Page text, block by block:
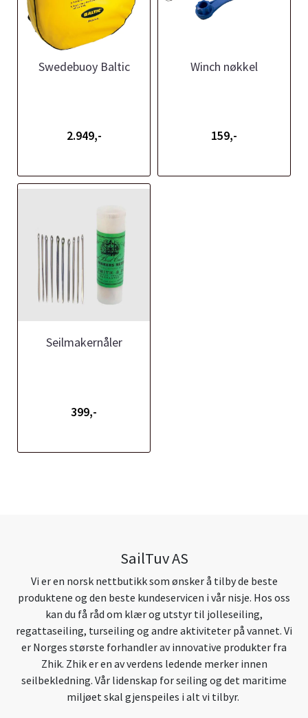
Swedebuoy Baltic
2.949,-
Winch nøkkel
159,-
Seilmakernåler
399,-
SailTuv AS
Vi er en norsk nettbutikk som ønsker å tilby de beste
produktene og den beste kundeservicen i vår nisje. Hos oss
kan du få råd om klær og utstyr til jolleseiling,
regattaseiling, turseiling og andre aktiviteter på vannet. Vi
er Norges største forhandler av innovative produkter fra
Zhik. Zhik er en av verdens ledende merker innen
seilbekledning. Vår lidenskap for seiling og det maritime
miljøet skal gjenspeiles i alt vi tilbyr.